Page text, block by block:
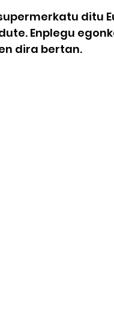
ditu
Enplegu
dira bertan.